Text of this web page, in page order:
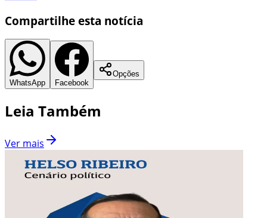
Compartilhe esta notícia
WhatsApp Facebook
Opções
Leia Também
Ver mais